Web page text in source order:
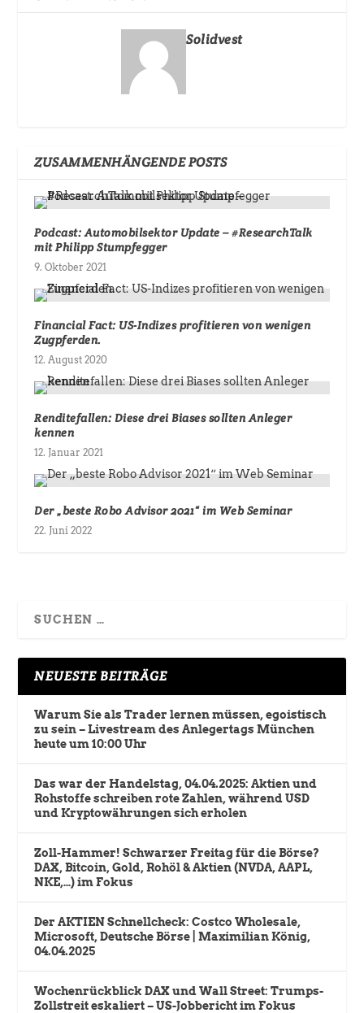
Solidvest
ZUSAMMENHÄNGENDE POSTS
Podcast: Automobilsektor Update – #ResearchTalk
mit Philipp Stumpfegger
9. Oktober 2021
Financial Fact: US-Indizes profitieren von wenigen
Zugpferden.
12. August 2020
Renditefallen: Diese drei Biases sollten Anleger
kennen
12. Januar 2021
Der „beste Robo Advisor 2021“ im Web Seminar
22. Juni 2022
NEUESTE BEITRÄGE
Warum Sie als Trader lernen müssen, egoistisch
zu sein – Livestream des Anlegertags München
heute um 10:00 Uhr
Das war der Handelstag, 04.04.2025: Aktien und
Rohstoffe schreiben rote Zahlen, während USD
und Kryptowährungen sich erholen
Zoll-Hammer! Schwarzer Freitag für die Börse?
DAX, Bitcoin, Gold, Rohöl & Aktien (NVDA, AAPL,
NKE,…) im Fokus
Der AKTIEN Schnellcheck: Costco Wholesale,
Microsoft, Deutsche Börse | Maximilian König,
04.04.2025
Wochenrückblick DAX und Wall Street: Trumps-
Zollstreit eskaliert – US-Jobbericht im Fokus